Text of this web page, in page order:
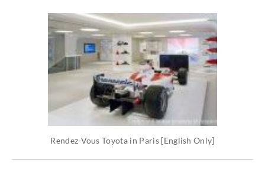
Rendez-Vous Toyota in Paris [English Only]